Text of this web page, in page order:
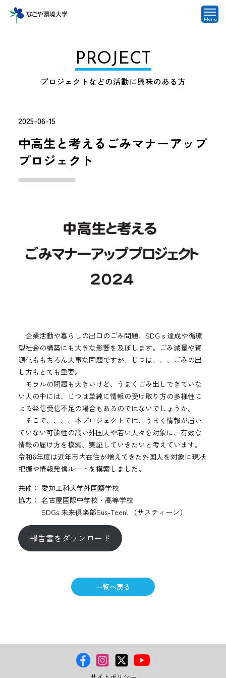
Menu
PROJECT
プロジェクトなどの活動に興味のある方
中高生と考えるごみマナーアップ
プロジェクト
2025-06-15
企業活動や暮らしの出口のごみ問題、SDGｓ達成や循環
型社会の構築にも大きな影響を及ぼします。ごみ減量や資
源化ももちろん大事な問題ですが、じつは、、、ごみの出
し方もとても重要。
モラルの問題も大きいけど、うまくごみ出しできていな
い人の中には、じつは単純に情報の受け取り方の多様性に
よる発信受信不足の場合もあるのではないでしょうか。
そこで、、、、本プロジェクトでは、うまく情報が届い
ていない可能性の高い外国人や若い人々を対象に、有効な
情報の届け方を模索、実証していきたいと考えています。
令和6年度は近年市内在住が増えてきた外国人を対象に現状
把握や情報発信ルートを模索しました。
共催： 愛知工科大学外国語学校
協力： 名古屋国際中学校・高等学校
SDGs 未来倶楽部Sus-Teen! （サスティーン）
報告書をダウンロード
一覧へ戻る